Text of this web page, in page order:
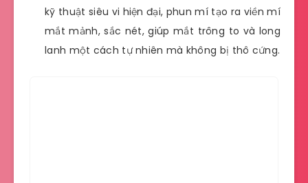
kỹ thuật siêu vi hiện đại, phun mí tạo ra viền mí
mắt mảnh, sắc nét, giúp mắt trông to và long
lanh một cách tự nhiên mà không bị thô cứng.